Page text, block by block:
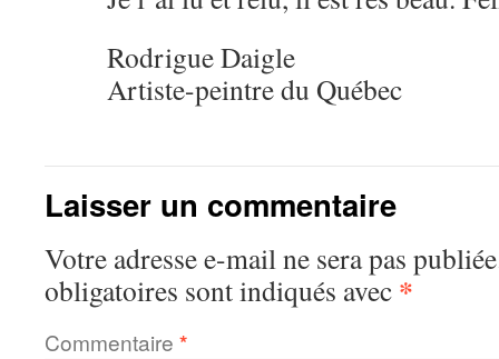
Rodrigue Daigle
Artiste-peintre du Québec
Laisser un commentaire
Votre adresse e-mail ne sera pas
obligatoires sont indiqués avec *
Commentaire *